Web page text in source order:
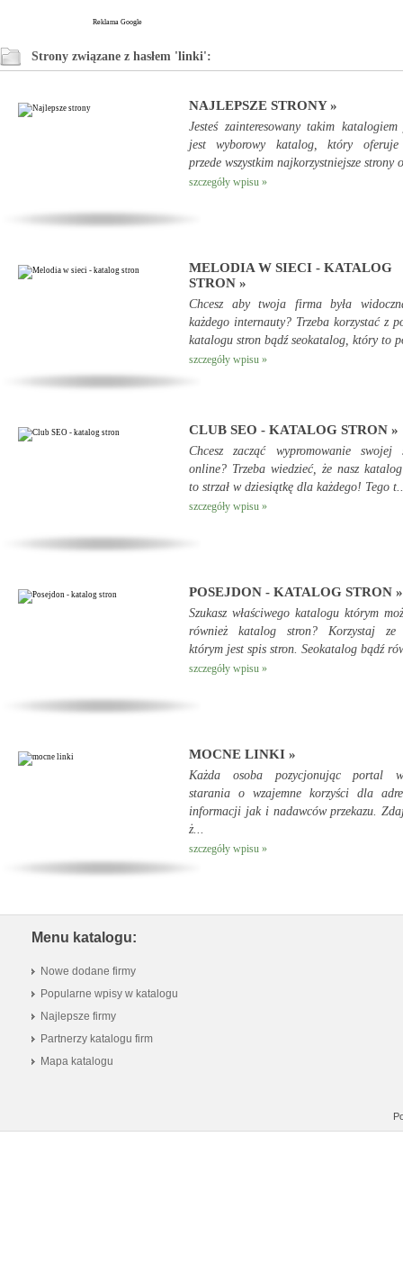
Reklama Google
Strony związane z hasłem 'linki':
NAJLEPSZE STRONY »
Jesteś zainteresowany takim
jest wyborowy katalog, który oferuje
przede wszystkim najkorzystniejsze strony
szczegóły wpisu »
MELODIA W SIECI - KATALOG
STRON »
Chcesz aby twoja firma była
każdego internauty? Trzeba korzystać z
katalogu stron bądź seokatalog, który to
szczegóły wpisu »
CLUB SEO - KATALOG STRON »
Chcesz zacząć wypromowanie swojej
online? Trzeba wiedzieć, że nasz
to strzał w dziesiątkę dla każdego! Tego
szczegóły wpisu »
POSEJDON - KATALOG STRON »
Szukasz właściwego katalogu którym
również katalog stron? Korzystaj ze
którym jest spis stron. Seokatalog bądź
szczegóły wpisu »
MOCNE LINKI »
Każda osoba pozycjonując portal
starania o wzajemne korzyści dla
informacji jak i nadawców przekazu.
ż...
szczegóły wpisu »
Menu katalogu:
Nowe dodane firmy
Popularne wpisy w katalogu
Najlepsze firmy
Partnerzy katalogu firm
Mapa katalogu